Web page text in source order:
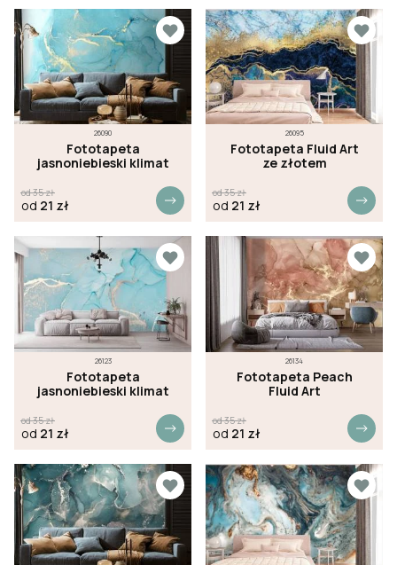
26090
Fototapeta
jasnoniebieski klimat
od35zł
od 21 zł
26095
Fototapeta Fluid Art
ze złotem
od35zł
od 21 zł
26123
Fototapeta
jasnoniebieski klimat
od35zł
od 21 zł
26134
Fototapeta Peach
Fluid Art
od35zł
od 21 zł